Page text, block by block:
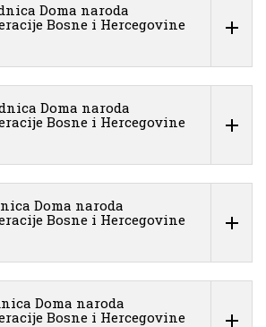
Doma naroda
Bosne i Hercegovine
Doma naroda
Bosne i Hercegovine
Doma naroda
Bosne i Hercegovine
Doma naroda
Bosne i Hercegovine